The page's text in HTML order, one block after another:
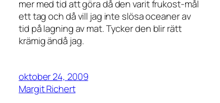
mer med tid att göra då den varit frukost-mål
ett tag och då vill jag inte slösa oceaner av
tid på lagning av mat. Tycker den blir rätt
krämig ändå jag.
oktober 24, 2009
Margit Richert